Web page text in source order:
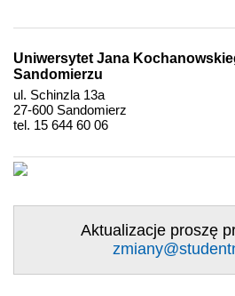
Uniwersytet Jana
Sandomierzu
ul. Schinzla 13a
27-600 Sandomierz
tel. 15 644 60 06
Aktualizacje proszę